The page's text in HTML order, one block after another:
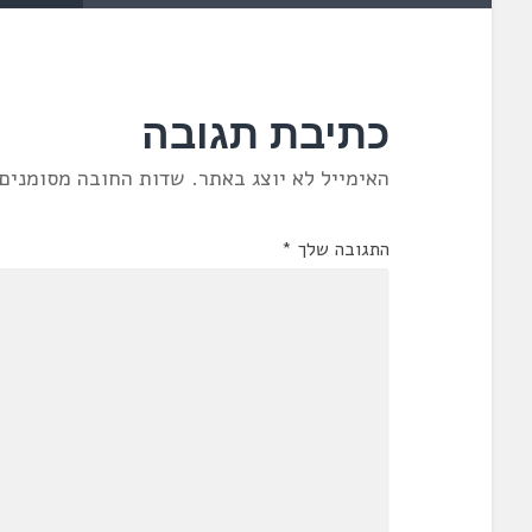
כתיבת תגובה
האימייל לא יוצג באתר. שדות החובה
התגובה שלך *